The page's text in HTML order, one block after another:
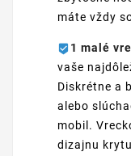
máte vždy
1 malé
vaše
Diskrétne a
alebo
mobil.
dizajnu